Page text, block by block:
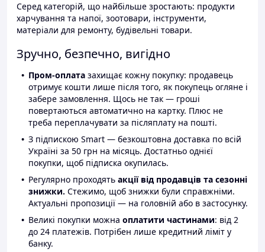
Серед категорій, що найбільше зростають: продукти
харчування та напої, зоотовари, інструменти,
матеріали для ремонту, будівельні товари.
Зручно, безпечно, вигідно
Пром-оплата захищає кожну покупку: продавець
отримує кошти лише після того, як покупець огляне і
забере замовлення. Щось не так — гроші
повертаються автоматично на картку. Плюс не
треба переплачувати за післяплату на пошті.
З підпискою Smart — безкоштовна доставка по всій
Україні за 50 грн на місяць. Достатньо однієї
покупки, щоб підписка окупилась.
Регулярно проходять акції від продавців та сезонні
знижки. Стежимо, щоб знижки були справжніми.
Актуальні пропозиції — на головній або в застосунку.
Великі покупки можна оплатити частинами: від 2
до 24 платежів. Потрібен лише кредитний ліміт у
банку.